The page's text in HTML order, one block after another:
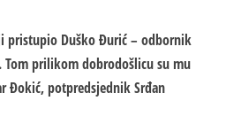
pristupio Duško Đurić – odbornik
prilikom dobrodošlicu su mu
Đokić, potpredsjednik Srđan